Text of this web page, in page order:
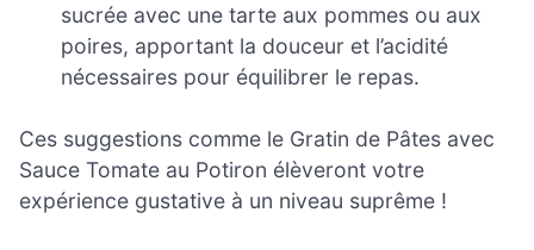
sucrée avec une tarte aux pommes ou aux
poires, apportant la douceur et l’acidité
nécessaires pour équilibrer le repas.
Ces suggestions comme le Gratin de Pâtes avec
Sauce Tomate au Potiron élèveront votre
expérience gustative à un niveau suprême !